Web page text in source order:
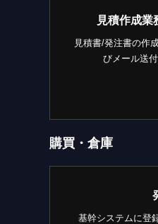
見積作成業
見積書/発注書の作
びメール送付
購買・倉庫
基幹システムに登